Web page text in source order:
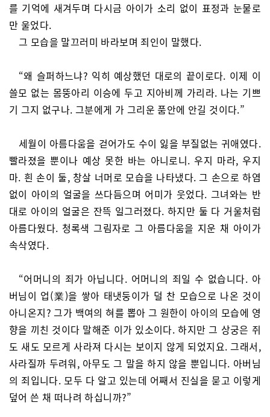
를 기억에 새겨두며 다시금 아이가 소리 없이 표정과 눈물로
만 울었다.
그 모습을 말끄러미 바라보며 죄인이 말했다.
“왜 슬퍼하느냐? 익히 예상했던 대로의 끝이로다. 이제 이
쓸모 없는 몸뚱아리 이승에 두고 지아비께 가리라. 나는 기쁘
기 그지 없구나. 그분에게 가 그리운 품안에 안길 것이다.”
세월이 아름다움을 걷어가도 수이 잃을 부질없는 귀애였다.
빨라졌을 뿐이나 예상 못한 바는 아니로니. 우지 마라, 우지
마. 흰 손이 둘, 창살 너머로 모습을 나타냈다. 그 손으로 하염
없이 아이의 얼굴을 쓰다듬으며 어미가 웃었다. 그녀와는 반
대로 아이의 얼굴은 잔뜩 일그러졌다. 하지만 둘 다 거울처럼
아름다웠다. 청록색 그림자로 그 아름다움을 지운 채 아이가
속삭였다.
“어머니의 죄가 아닙니다. 어머니의 죄일 수 없습니다. 아
버님이 업(業)을 쌓아 태냇둥이가 덜 찬 모습으로 나온 것이
아니온지? 그가 백여의 혀를 뽑아 그 원한이 아이의 모습에 영
향을 끼친 것이다 말해준 이가 있소이다. 하지만 그 상궁은 쥐
도 새도 모르게 사라져 다시는 보이지 않게 되었지요. 그래서,
사라질까 두려워, 아무도 그 말을 하지 않을 뿐입니다. 아버님
의 죄입니다. 모두 다 알고 있는데 어째서 진실을 묻고 이렇게
덮어 쓴 채 떠나려 하십니까?”